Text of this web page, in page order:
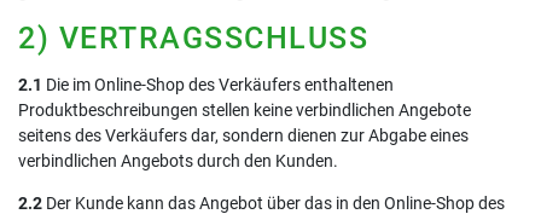
2) VERTRAGSSCHLUSS
2.1 Die im Online-Shop des Verkäufers enthaltenen
Produktbeschreibungen stellen keine verbindlichen Angebote
seitens des Verkäufers dar, sondern dienen zur Abgabe eines
verbindlichen Angebots durch den Kunden.
2.2 Der Kunde kann das Angebot über das in den Online-Shop des